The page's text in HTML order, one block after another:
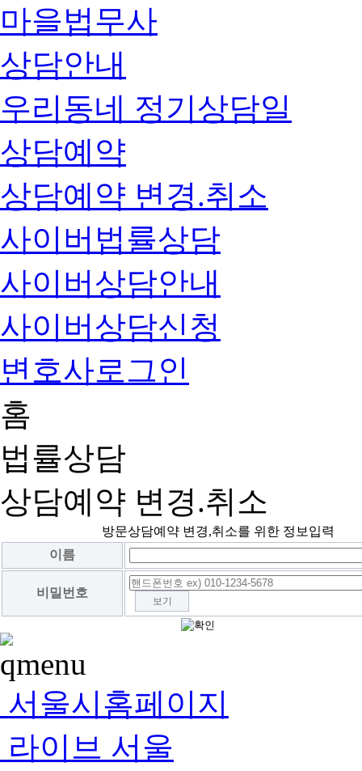
마을법무사
상담안내
우리동네 정기상담일
상담예약
상담예약 변경.취소
사이버법률상담
사이버상담안내
사이버상담신청
변호사로그인
홈
법률상담
상담예약 변경.취소
방문상담예약 변경,취소를 위한 정보입력
이름
비밀번호
보기
서울시홈페이지
라이브 서울